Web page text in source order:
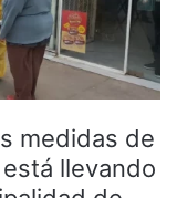
medidas de
llevando